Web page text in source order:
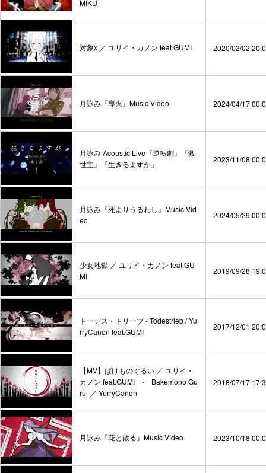
MIKU
対象x ／ ユリイ・カノン feat.GUMI 2020/02/02
月詠み『導火』Music Video 2024/04/17
月詠み Acoustic Live『逆転劇』『救
世主』『生きるよすが』
2023/11/08
月詠み『死よりうるわし』Music Vid
eo
2024/05/29
少女地獄 ／ ユリイ・カノン feat.GU
MI
2019/09/28
トーデス・トリープ - Todestrieb / Yu
rryCanon feat.GUMI
2017/12/01
【MV】ばけものぐるい ／ ユリイ・
カノン feat.GUMI - Bakemono Gu
rui ／ YurryCanon
2018/07/17
月詠み『花と散る』Music Video 2023/10/18